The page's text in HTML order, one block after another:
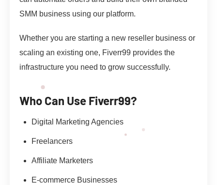
SMM business using our platform.
Whether you are starting a new reseller business or
scaling an existing one, Fiverr99 provides the
infrastructure you need to grow successfully.
Who Can Use Fiverr99?
Digital Marketing Agencies
Freelancers
Affiliate Marketers
E-commerce Businesses